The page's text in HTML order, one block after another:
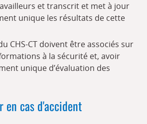
et transcrit et met à jour
unique les résultats de cette
CHS-CT doivent être associés sur
à la sécurité et, avoir
unique d’évaluation des
en cas d'accident